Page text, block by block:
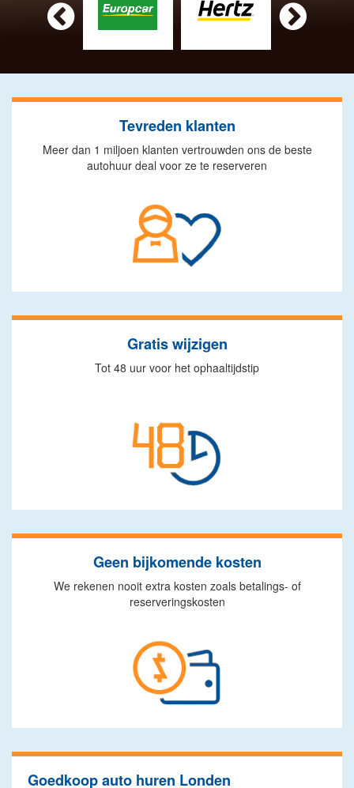
 
Tevreden klanten
Meer dan 1 miljoen klanten vertrouwden ons de beste
autohuur deal voor ze te reserveren
Gratis wijzigen
Tot 48 uur voor het ophaaltijdstip
Geen bijkomende kosten
We rekenen nooit extra kosten zoals betalings- of
reserveringskosten
Goedkoop auto huren Londen